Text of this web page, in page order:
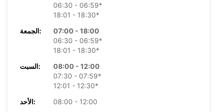
06:30 - 06:59*
18:01 - 18:30*
الجمعة:
07:00 - 18:00
06:30 - 06:59*
18:01 - 18:30*
السبت:
08:00 - 12:00
07:30 - 07:59*
12:01 - 12:30*
الأحد:
08:00 - 12:00